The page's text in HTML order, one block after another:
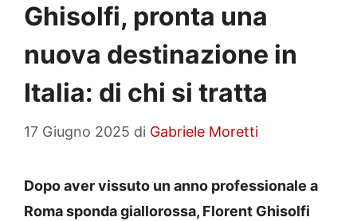
Ghisolfi, pronta una
nuova destinazione in
Italia: di chi si tratta
17 Giugno 2025 di Gabriele Moretti
Dopo aver vissuto un anno professionale a
Roma sponda giallorossa, Florent Ghisolfi